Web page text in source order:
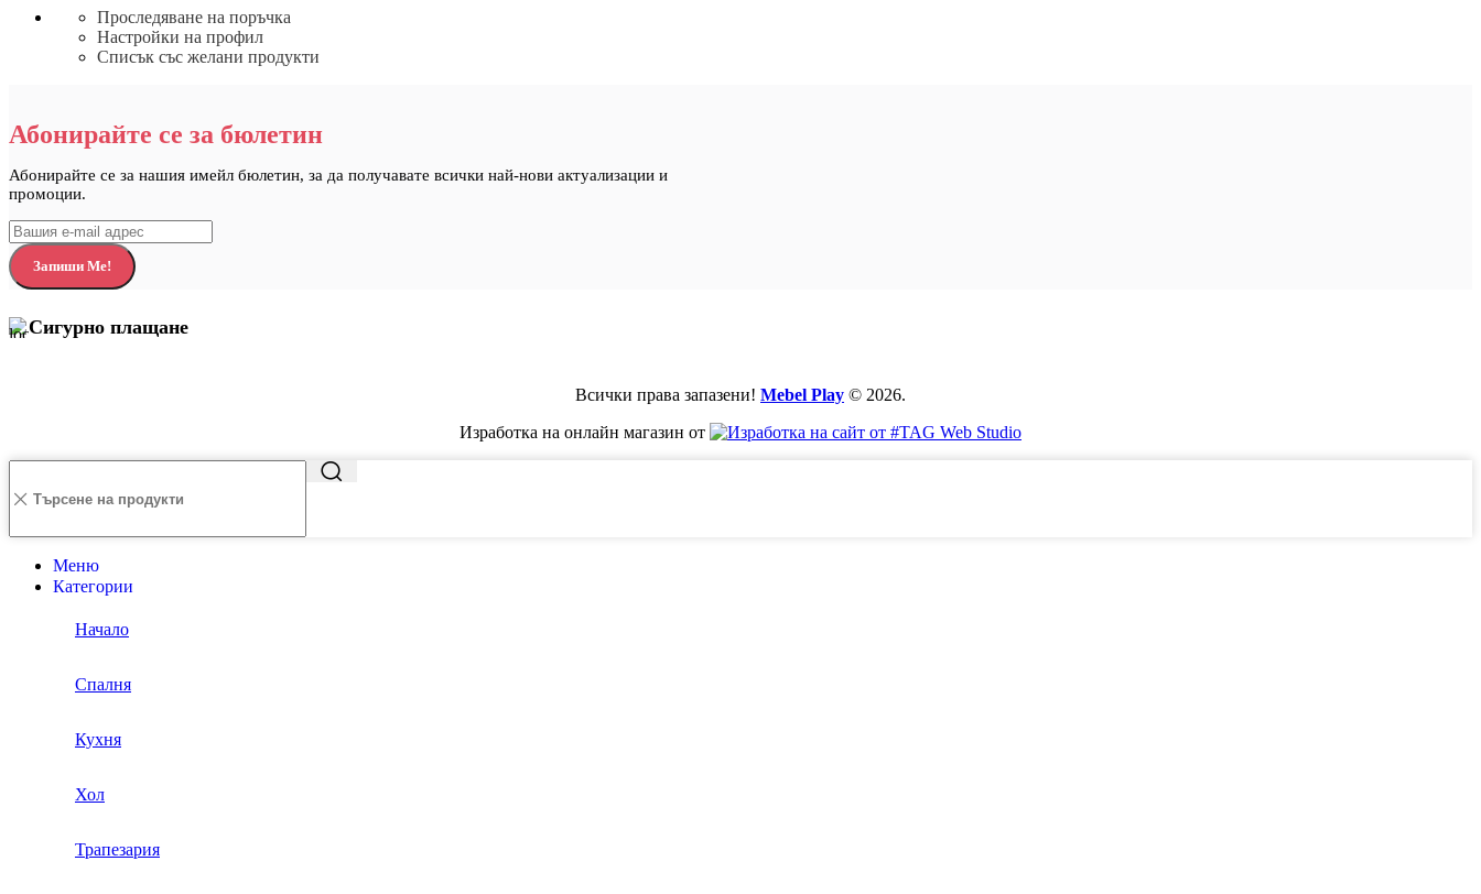
Проследяване на поръчка
Настройки на профил
Списък със желани продукти
Абонирайте се за бюлетин
Абонирайте се за нашия имейл бюлетин, за да получавате всички най-нови актуализации и
промоции.
Сигурно плащане
Всички права запазени! Mebel Play © 2026.
Изработка на онлайн магазин от
Меню
Категории
Начало
Спалня
Кухня
Хол
Трапезария